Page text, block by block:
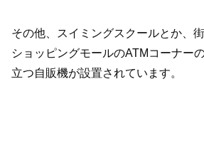
その他、スイミングスクールとか、
ショッピングモールのATMコーナー
立つ自販機が設置されています。